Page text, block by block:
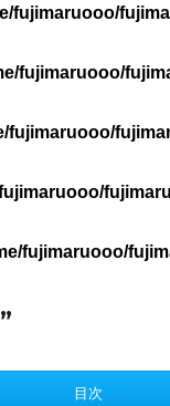
fujimaruooo/
fujimaruooo/
fujimaruooo/
fujimaruooo/
目次